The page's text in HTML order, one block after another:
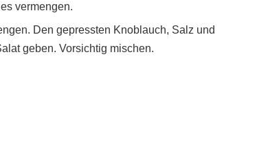
vermengen.
Den gepressten Knoblauch, Salz und
geben. Vorsichtig mischen.